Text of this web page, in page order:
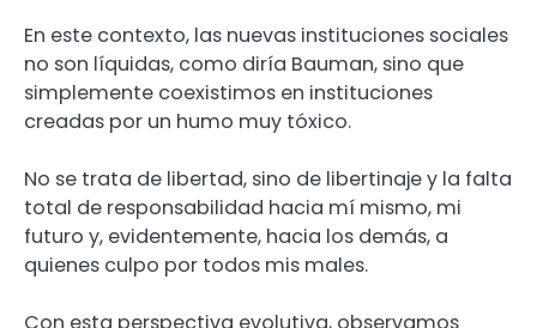
En este contexto, las nuevas instituciones sociales
no son líquidas, como diría Bauman, sino que
simplemente coexistimos en instituciones
creadas por un humo muy tóxico.
No se trata de libertad, sino de libertinaje y la falta
total de responsabilidad hacia mí mismo, mi
futuro y, evidentemente, hacia los demás, a
quienes culpo por todos mis males.